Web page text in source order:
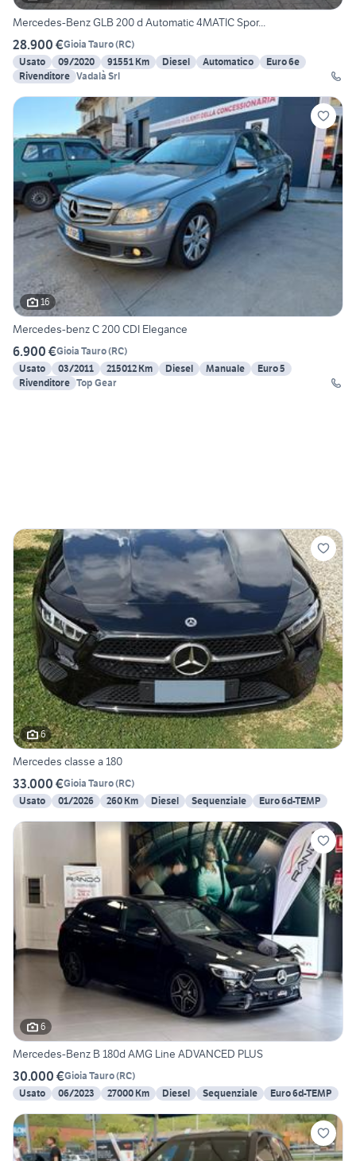
Mercedes-Benz GLB 200 d Automatic 4MATIC Spor...
28.900 €Gioia Tauro(RC)
Usato
09/2020 91551 Km Diesel Automatico
Euro 6e
Rivenditore Vadalà Srl
16
Mercedes-benz C 200 CDI Elegance
6.900 €Gioia Tauro(RC)
Usato
03/2011 215012 Km Diesel Manuale
Euro 5
Rivenditore Top Gear
6
Mercedes classe a 180
33.000 €Gioia Tauro(RC)
Usato
01/2026 260 Km Diesel Sequenziale Euro 6d-TEMP
6
Mercedes-Benz B 180d AMG Line ADVANCED PLUS
30.000 €Gioia Tauro(RC)
Usato
06/2023 27000 Km Diesel Sequenziale Euro 6d-TEMP